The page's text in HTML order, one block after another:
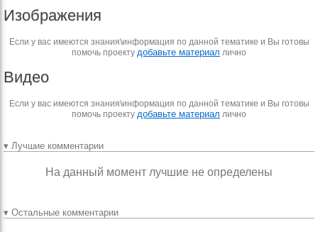
Изображения
Если у вас имеются знания\информация по данной тематике и Вы готовы
помочь проекту добавьте материал лично
Видео
Если у вас имеются знания\информация по данной тематике и Вы готовы
помочь проекту добавьте материал лично
▾ Лучшие комментарии
На данный момент лучшие не определены
▾ Остальные комментарии